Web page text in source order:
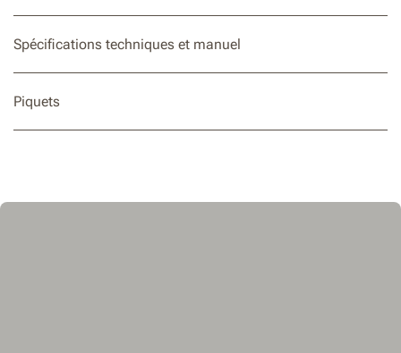
Spécifications techniques et manuel
Piquets